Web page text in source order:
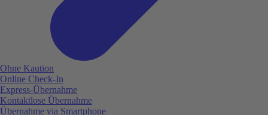
Ohne Kaution
Online Check-In
Express-Übernahme
Kontaktlose Übernahme
Übernahme via Smartphone